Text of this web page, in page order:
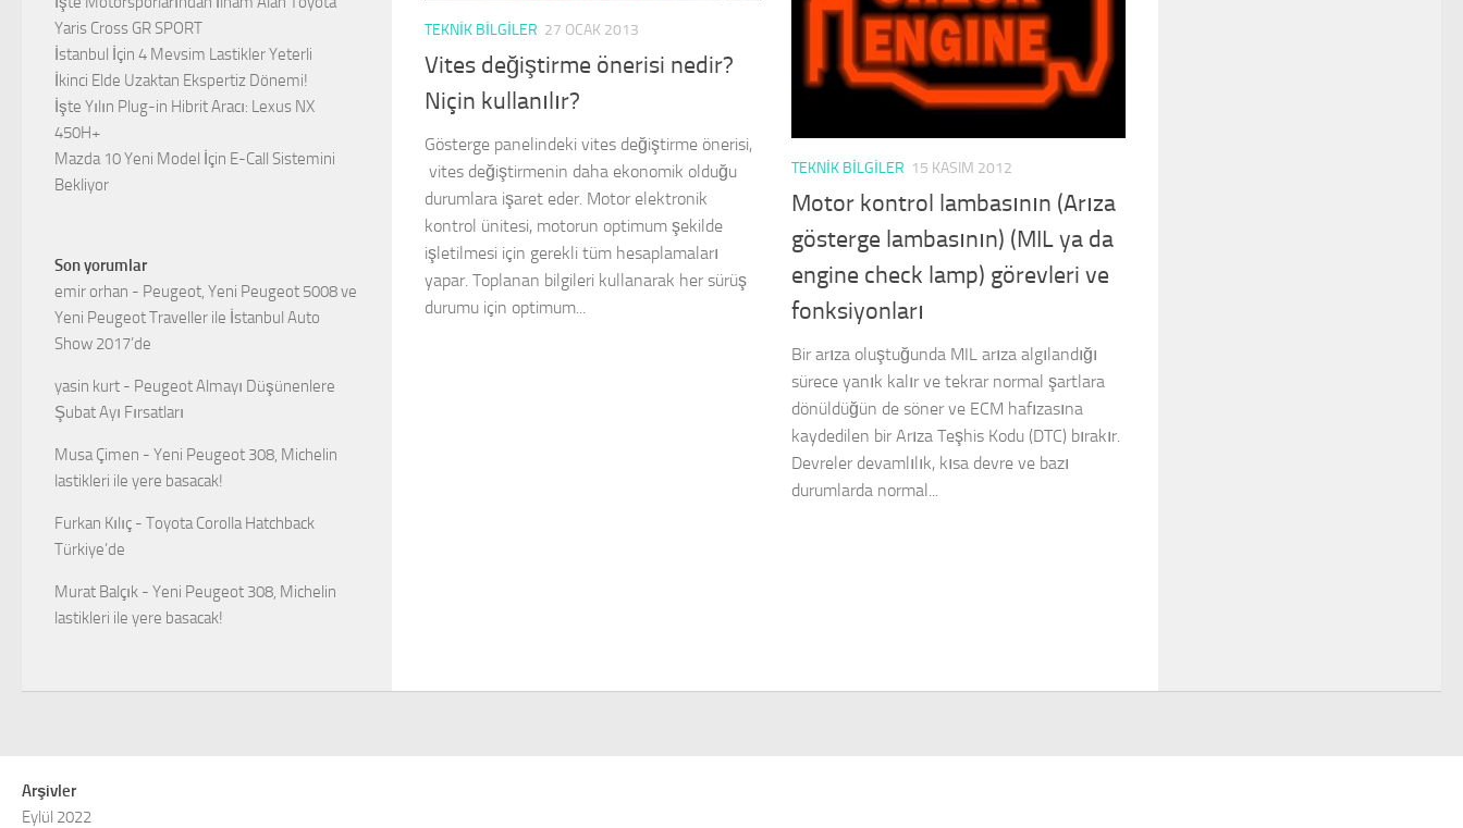
TEKNIK BILGILER 27 OCAK 2013
Vites değiştirme önerisi nedir?
Niçin kullanılır?
Gösterge panelindeki vites değiştirme önerisi,
vites değiştirmenin daha ekonomik olduğu
durumlara işaret eder. Motor elektronik
kontrol ünitesi, motorun optimum şekilde
işletilmesi için gerekli tüm hesaplamaları
yapar. Toplanan bilgileri kullanarak her sürüş
durumu için optimum...
TEKNIK BILGILER 15 KASIM 2012
Motor kontrol lambasının (Arıza
gösterge lambasının) (MIL ya da
engine check lamp) görevleri ve
fonksiyonları
Bir arıza oluştuğunda MIL arıza algılandığı
sürece yanık kalır ve tekrar normal şartlara
dönüldüğün de söner ve ECM hafızasına
kaydedilen bir Arıza Teşhis Kodu (DTC) bırakır.
Devreler devamlılık, kısa devre ve bazı
durumlarda normal...
Yaris Cross GR SPORT
İstanbul İçin 4 Mevsim Lastikler Yeterli
İkinci Elde Uzaktan Ekspertiz Dönemi!
İşte Yılın Plug-in Hibrit Aracı: Lexus NX
450H+
Mazda 10 Yeni Model İçin E-Call Sistemini
Bekliyor
Son yorumlar
emir orhan - Peugeot, Yeni Peugeot 5008 ve
Yeni Peugeot Traveller ile İstanbul Auto
Show 2017’de
yasin kurt - Peugeot Almayı Düşünenlere
Şubat Ayı Fırsatları
Musa Çimen - Yeni Peugeot 308, Michelin
lastikleri ile yere basacak!
Furkan Kılıç - Toyota Corolla Hatchback
Türkiye’de
Murat Balçık - Yeni Peugeot 308, Michelin
lastikleri ile yere basacak!
Arşivler
Eylül 2022